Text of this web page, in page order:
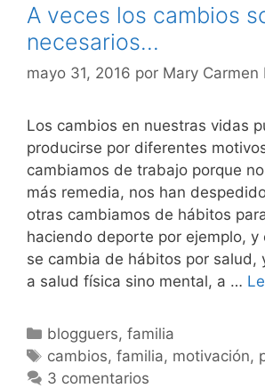
A veces los cambios
necesarios…
mayo 31, 2016 por Mary Carmen
Los cambios en nuestras vidas
producirse por diferentes
cambiamos de trabajo porque
más remedia, nos han
otras cambiamos de hábitos
haciendo deporte por ejemplo, y
se cambia de hábitos por salud,
a salud física sino mental, a …
Categorías
blogguers,familia
Etiquetas
cambios,familia, motivación,
3 comentarios